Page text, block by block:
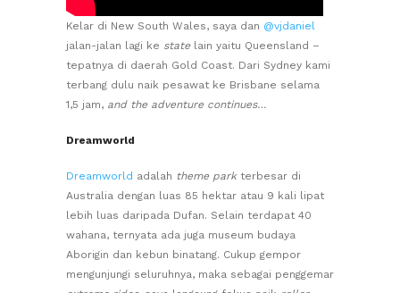
Kelar di New South Wales, saya dan @vjdaniel
jalan-jalan lagi ke state lain yaitu Queensland –
tepatnya di daerah Gold Coast. Dari Sydney kami
terbang dulu naik pesawat ke Brisbane selama
1,5 jam, and the adventure continues…
Dreamworld
Dreamworld adalah theme parkterbesar di
Australia dengan luas 85 hektar atau 9 kali lipat
lebih luas daripada Dufan. Selain terdapat 40
wahana, ternyata ada juga museum budaya
Aborigin dan kebun binatang. Cukup gempor
mengunjungi seluruhnya, maka sebagai penggemar